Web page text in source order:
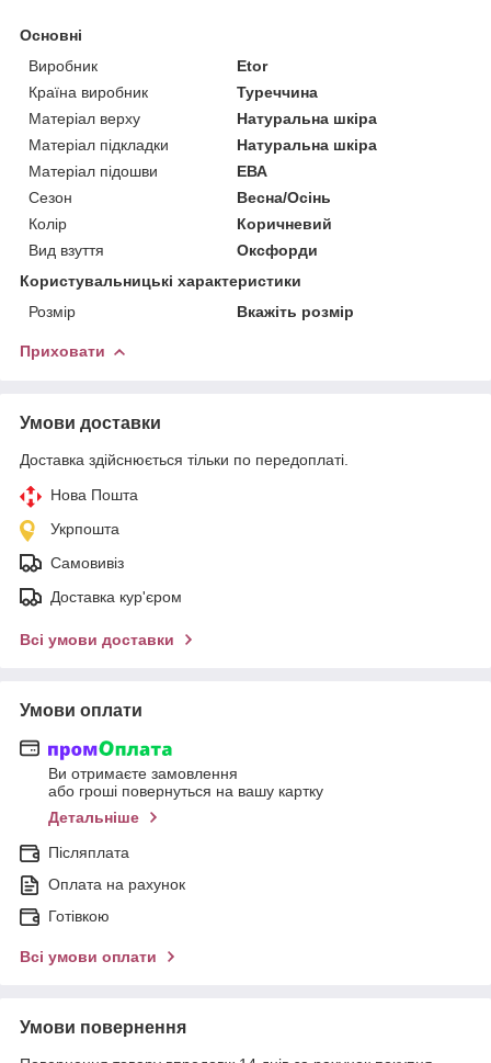
Основні
Виробник
Etor
Країна виробник
Туреччина
Матеріал верху
Натуральна шкіра
Матеріал підкладки
Натуральна шкіра
Матеріал підошви
ЕВА
Сезон
Весна/Осінь
Колір
Коричневий
Вид взуття
Оксфорди
Користувальницькі характеристики
Розмір
Вкажіть розмір
Приховати
Умови доставки
Доставка здійснюється тільки по передоплаті.
Нова Пошта
Укрпошта
Самовивіз
Доставка кур'єром
Всі умови доставки
Умови оплати
Ви отримаєте замовлення
або гроші повернуться на вашу картку
Детальніше
Післяплата
Оплата на рахунок
Готівкою
Всі умови оплати
Умови повернення